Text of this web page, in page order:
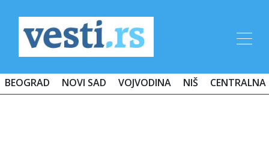
BEOGRAD NOVI SAD VOJVODINA NIŠ CENTRALNA